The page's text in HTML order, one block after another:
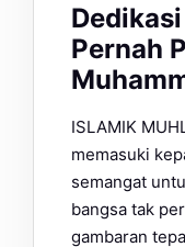
Pernah
ISLAMIK
memasuki
semangat
bangsa tak
gambaran